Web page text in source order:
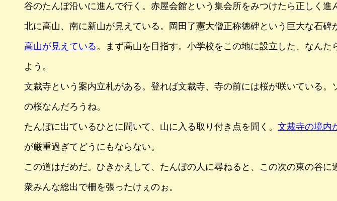
谷のたんぼ沿いに進んで行く。赤屋会館という集会所をみつけたら正しく進
北に高山、南に新山が見えている。岡田了憲大僧正称徳碑という巨大な石
高山が見えている 。まず高山を目指す。小学校をこの地に設立した、なん
よう。
文裁寺という案内立札がある。登れば文裁寺、寺の前には桜が咲いている
の桜なんだろうね。
たんぼに出ているひとに聞いて、山に入る取り付き点を聞く。 文裁寺の境内
が厳重過ぎてどうにもならない。
この道はだめだ。ひきかえして、たんぼの人に尋ねると、この次の東の谷
衆みんな総出で柵を張ったけぇのぉ。